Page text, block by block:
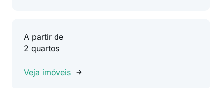
A partir de
2 quartos
Veja imóveis